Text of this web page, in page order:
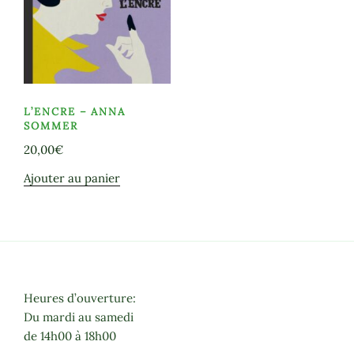
L’ENCRE – ANNA
SOMMER
20,00€
Ajouter au panier
Heures d’ouverture:
Du mardi au samedi
de 14h00 à 18h00